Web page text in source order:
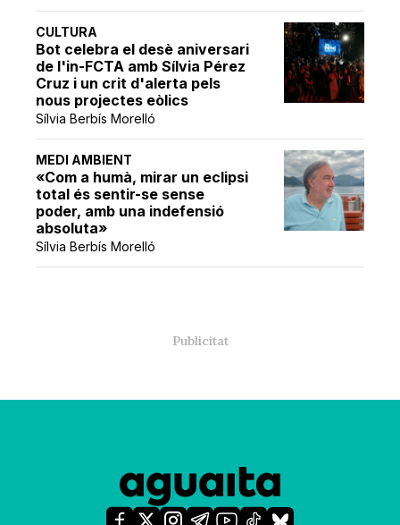
CULTURA
Bot celebra el desè aniversari
de l'in-FCTA amb Sílvia Pérez
Cruz i un crit d'alerta pels
nous projectes eòlics
Sílvia Berbís Morelló
MEDI AMBIENT
«Com a humà, mirar un eclipsi
total és sentir-se sense
poder, amb una indefensió
absoluta»
Sílvia Berbís Morelló